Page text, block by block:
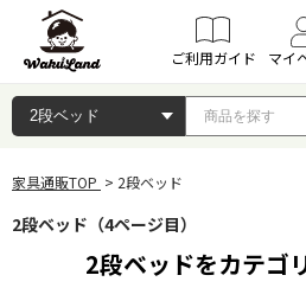
ご利用ガイド マイ
家具通販TOP 2段ベッド
2段ベッド（4ページ目）
2段ベッドをカテゴ